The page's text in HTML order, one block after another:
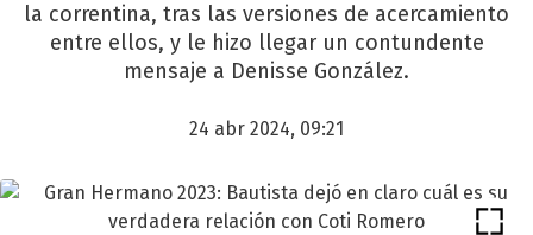
la correntina, tras las versiones de acercamiento
entre ellos, y le hizo llegar un contundente
mensaje a Denisse González.
24 abr 2024, 09:21